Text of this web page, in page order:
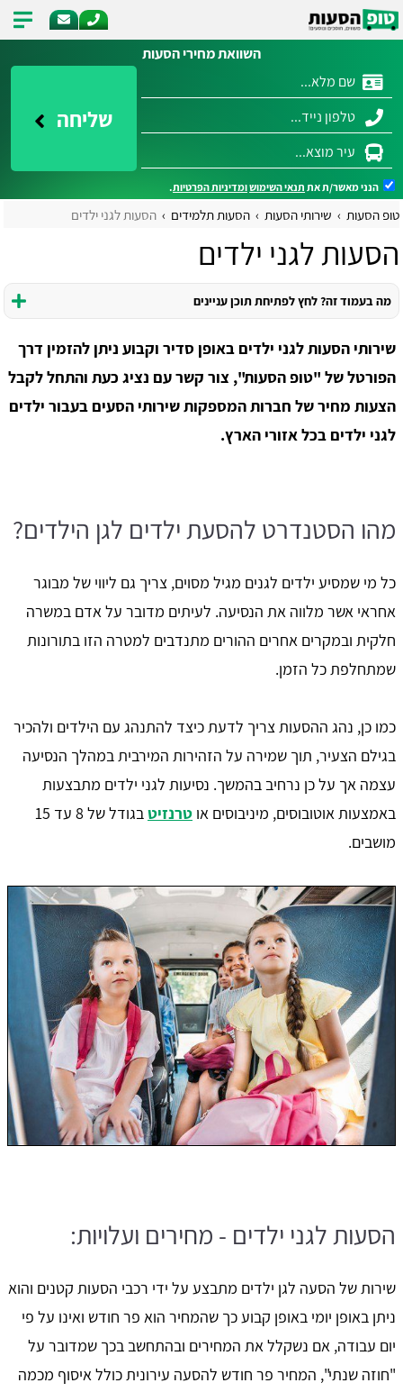
השוואת מחירי הסעות
שליחה
הנני מאשר/ת את תנאי השימושומדיניות הפרטיות.
טופ הסעות שירותי הסעות הסעות תלמידים הסעות לגני ילדים
הסעות לגני ילדים
מה בעמוד זה? לחץ לפתיחת תוכן עניינים
שירותי הסעות לגני ילדים באופן סדיר וקבוע ניתן להזמין דרך
הפורטל של "טופ הסעות", צור קשר עם נציג כעת והתחל לקבל
הצעות מחיר של חברות המספקות שירותי הסעים בעבור ילדים
לגני ילדים בכל אזורי הארץ.
מהו הסטנדרט להסעת ילדים לגן הילדים?
כל מי שמסיע ילדים לגנים מגיל מסוים, צריך גם ליווי של מבוגר
אחראי אשר מלווה את הנסיעה. לעיתים מדובר על אדם במשרה
חלקית ובמקרים אחרים ההורים מתנדבים למטרה הזו בתורונות
שמתחלפת כל הזמן.
כמו כן, נהג ההסעות צריך לדעת כיצד להתנהג עם הילדים ולהכיר
בגילם הצעיר, תוך שמירה על הזהירות המירבית במהלך הנסיעה
עצמה אך על כן נרחיב בהמשך. נסיעות לגני ילדים מתבצעות
באמצעות אוטובוסים, מיניבוסים או טרנזיט
בגודל של 8 עד 15
מושבים.
הסעות לגני ילדים - מחירים ועלויות:
שירות של הסעה לגן ילדים מתבצע על ידי רכבי הסעות קטנים והוא
ניתן באופן יומי באופן קבוע כך שהמחיר הוא פר חודש ואינו על פי
יום עבודה, אם נשקלל את המחירים ובהתחשב בכך שמדובר על
"חוזה שנתי", המחיר פר חודש להסעה עירונית כולל איסוף מכמה